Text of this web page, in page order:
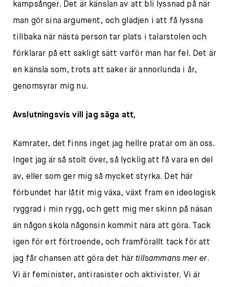
kampsånger. Det är känslan av att bli lyssnad på när
man gör sina argument, och glädjen i att få lyssna
tillbaka när nästa person tar plats i talarstolen och
förklarar på ett sakligt sätt varför man har fel. Det är
en känsla som, trots att saker är annorlunda i år,
genomsyrar mig nu.
Avslutningsvis vill jag säga att,
Kamrater, det finns inget jag hellre pratar om än oss.
Inget jag är så stolt över, så lycklig att få vara en del
av, eller som ger mig så mycket styrka. Det här
förbundet har låtit mig växa, växt fram en ideologisk
ryggrad i min rygg, och gett mig mer skinn på näsan
än någon skola någonsin kommit nära att göra. Tack
igen för ert förtroende, och framförallt tack för att
jag får chansen att göra det här tillsammans mer er.
Vi är feminister, antirasister och aktivister. Vi är